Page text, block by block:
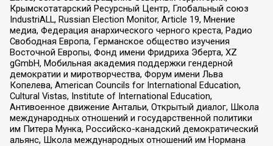
Крымскотатарский Ресурсный Центр, Глобальный союз
IndustriALL, Russian Election Monitor, Article 19, Мнение
медиа, Федерация анархического черного креста, Радио
Свободная Европа, Германское общество изучения
Восточной Европы, Фонд имени Фридриха Эберта, XZ
gGmbH, Мобильная академия поддержки гендерной
демократии и миротворчества, Форум имени Льва
Копелева, American Councils for International Education,
Cultural Vistas, Institute of International Education,
Антивоенное движение Антальи, Открытый диалог, Школа
международных отношений и государственной политики
им Питера Мунка, Российско-канадский демократический
альянс, Школа международных отношений им Нормана